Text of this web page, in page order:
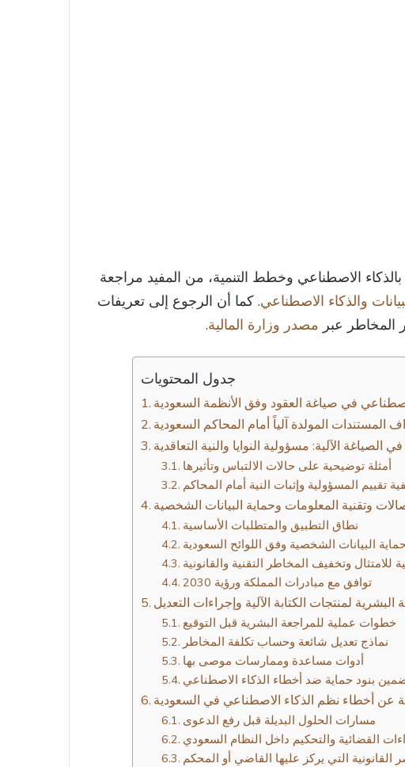
الاصطناعي وخطط التنمية، من المفيد مراجعة
والذكاء الاصطناعي. كما أن الرجوع إلى تعريفات
عبر مصدر وزارة المالية.
جدول المحتويات
في صياغة العقود وفق الأنظمة السعودية
المستندات المولدة آلياً أمام المحاكم السعودية
الصياغة الآلية: مسؤولية النوايا والنية التعاقدية
أمثلة توضيحية على حالات الالتباس وتأثيرها
تقييم المسؤولية وإثبات النية أمام المحاكم
وتقنية المعلومات وحماية البيانات الشخصية
نطاق التطبيق والمتطلبات الأساسية
حماية البيانات الشخصية وفق اللوائح السعودية
وتخفيف المخاطر التقنية والقانونية
توافق مع مبادرات المملكة ورؤية 2030
البشرية لمنتجات الكتابة الآلية وإجراءات التعديل
خطوات عملية للمراجعة البشرية قبل التوقيع
نماذج تعديل شائعة وحساب تكلفة المخاطر
أدوات مساعدة وممارسات موصى بها
بنود حماية ضد أخطاء الذكاء الاصطناعي
عن أخطاء نظم الذكاء الاصطناعي في السعودية
مسارات الحلول البديلة قبل رفع الدعوى
القضائية والتحكيم داخل النظام السعودي
القانونية التي يركز عليها القاضي أو المحكم